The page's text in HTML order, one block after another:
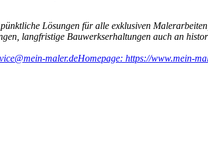
Lösungen für alle exklusiven
langfristige Bauwerkserhaltungen auch an
maler.deHomepage: https://www.mein-